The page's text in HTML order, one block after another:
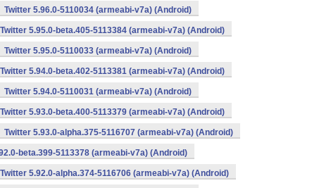
Twitter 5.96.0-5110034 (armeabi-v7a) (Android)
Twitter 5.95.0-beta.405-5113384 (armeabi-v7a) (Android)
Twitter 5.95.0-5110033 (armeabi-v7a) (Android)
Twitter 5.94.0-beta.402-5113381 (armeabi-v7a) (Android)
Twitter 5.94.0-5110031 (armeabi-v7a) (Android)
Twitter 5.93.0-beta.400-5113379 (armeabi-v7a) (Android)
Twitter 5.93.0-alpha.375-5116707 (armeabi-v7a) (Android)
beta.399-5113378 (armeabi-v7a) (Android)
Twitter 5.92.0-alpha.374-5116706 (armeabi-v7a) (Android)